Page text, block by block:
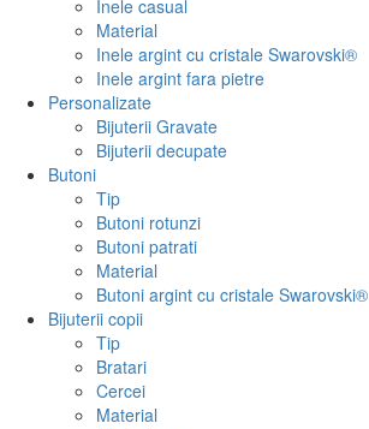
Inele casual
Material
Inele argint cu cristale Swarovski®
Inele argint fara pietre
Personalizate
Bijuterii Gravate
Bijuterii decupate
Butoni
Tip
Butoni rotunzi
Butoni patrati
Material
Butoni argint cu cristale Swarovski®
Bijuterii copii
Tip
Bratari
Cercei
Material